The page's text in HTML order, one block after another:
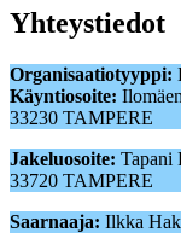
Yhteystiedot
Organisaatiotyyppi:
Käyntiosoite:
33230 TAMPERE
Jakeluosoite: Tapani
33720 TAMPERE
Saarnaaja: Ilkka